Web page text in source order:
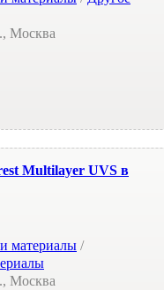
Москва
Multilayer UVS в
материалы /
Москва